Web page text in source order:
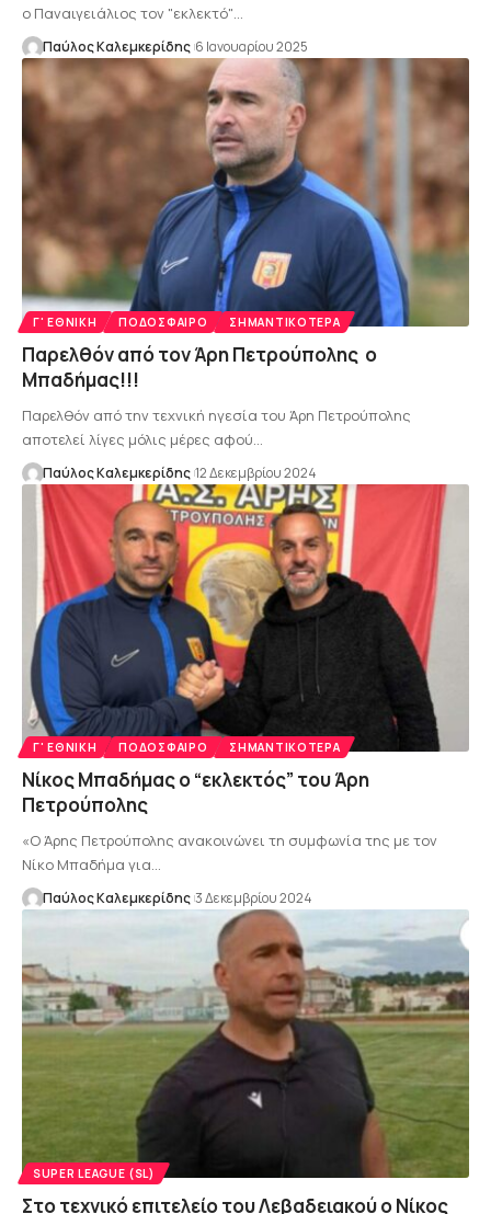
ο Παναιγειάλιος τον "εκλεκτό"…
Παύλος Καλεμκερίδης 6 Ιανουαρίου 2025
Γ' ΕΘΝΙΚΉ ΠΟΔΌΣΦΑΙΡΟ ΣΗΜΑΝΤΙΚΌΤΕΡΑ
Παρελθόν από τον Άρη Πετρούπολης ο
Μπαδήμας!!!
Παρελθόν από την τεχνική ηγεσία του Άρη Πετρούπολης
αποτελεί λίγες μόλις μέρες αφού…
Παύλος Καλεμκερίδης 12 Δεκεμβρίου 2024
Γ' ΕΘΝΙΚΉ ΠΟΔΌΣΦΑΙΡΟ ΣΗΜΑΝΤΙΚΌΤΕΡΑ
Νίκος Μπαδήμας ο “εκλεκτός” του Άρη
Πετρούπολης
«Ο Άρης Πετρούπολης ανακοινώνει τη συμφωνία της με τον
Νίκο Μπαδήμα για…
Παύλος Καλεμκερίδης 3 Δεκεμβρίου 2024
SUPER LEAGUE (SL)
Στο τεχνικό επιτελείο του Λεβαδειακού ο Νίκος